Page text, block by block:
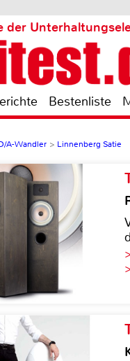
der
Bestenliste
A-Wandler > Linnenberg Satie